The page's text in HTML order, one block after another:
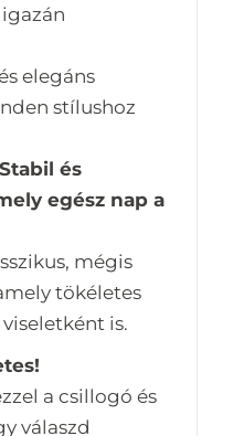
elegáns
stílushoz
Stabil és
egész nap a
mégis
tökéletes
is.
a csillogó és
válaszd